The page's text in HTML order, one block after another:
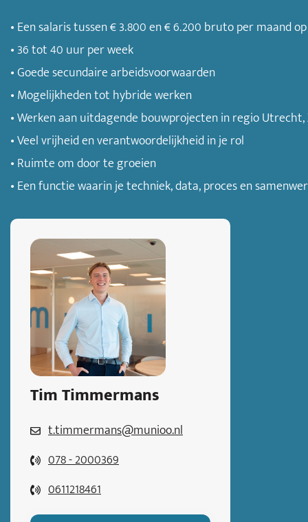
• Een salaris tussen € 3.800 en € 6.200 bruto per maand
• 36 tot 40 uur per week
• Goede secundaire arbeidsvoorwaarden
• Mogelijkheden tot hybride werken
• Werken aan uitdagende bouwprojecten in regio
• Veel vrijheid en verantwoordelijkheid in je rol
• Ruimte om door te groeien
• Een functie waarin je techniek, data, proces en
Tim Timmermans
t.timmermans@munioo.nl
078 - 2000369
0611218461